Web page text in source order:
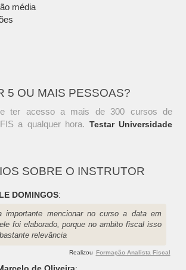
média
5 OU MAIS PESSOAS?
ter acesso a mais de 300 cursos de
a qualquer hora. Testar Universidade
SOBRE O INSTRUTOR
DOMINGOS:
importante mencionar no curso a data em
foi elaborado, porque no ambito fiscal isso
relevância
Realizou Formação Analista Fiscal